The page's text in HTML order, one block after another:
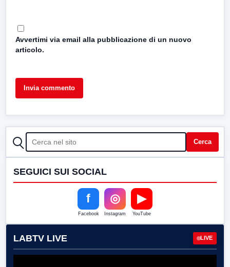
Avvertimi via email alla pubblicazione di un nuovo
articolo.
CERCA Cerca
SEGUICI SUI SOCIAL
f
Facebook
◎
Instagram
▶
YouTube
LABTV LIVE LIVE